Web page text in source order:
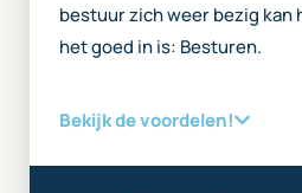
bestuur zich weer bezig kan
het goed in is: Besturen.
Bekijk de voordelen!